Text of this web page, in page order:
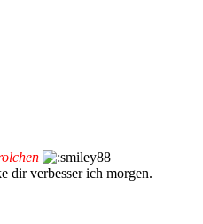
dir verbesser ich morgen.